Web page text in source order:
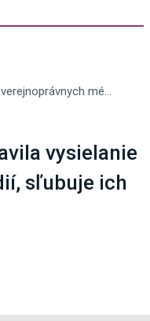
Maďarská vláda odstavila vysielanie verejnoprávnych médií, sľubuje ich nezávislosť
vysielanie
sľubuje ich